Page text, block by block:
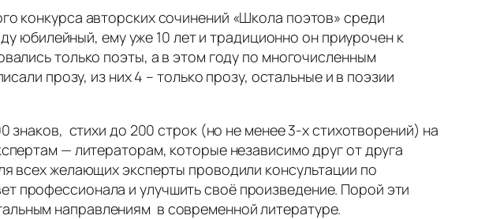
конкурса авторских сочинений «Школа поэтов» среди
юбилейный, ему уже 10 лет и традиционно он приурочен к
только поэты, а в этом году по многочисленным
прозу, из них 4 – только прозу, остальные и в поэзии
знаков, стихи до 200 строк (но не менее 3-х стихотворений) на
— литераторам, которые независимо друг от друга
всех желающих эксперты проводили консультации по
профессионала и улучшить своё произведение. Порой эти
направлениям в современной литературе.